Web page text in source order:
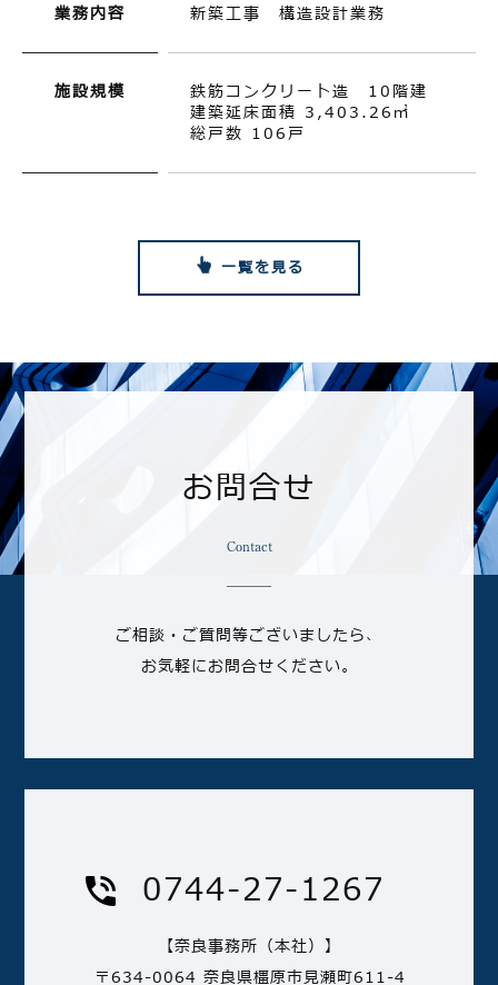
業務内容 新築工事 構造設計業務
施設規模
鉄筋コンクリート造 10階建
建築延床面積 3,403.26㎡
総戸数 106戸
一覧を見る
お問合せ
Contact
ご相談・ご質問等ございましたら、
お気軽にお問合せください。
0744-27-1267
【奈良事務所（本社）】
〒634-0064 奈良県橿原市見瀬町611-4